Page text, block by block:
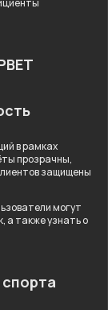
в рамках
прозрачны,
защищены
могут
а также узнать о